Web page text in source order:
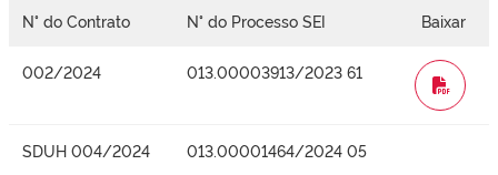
N° do Contrato N° do Processo SEI Baixar
002/2024 013.00003913/2023 61
WORD
SDUH 004/2024 013.00001464/2024 05